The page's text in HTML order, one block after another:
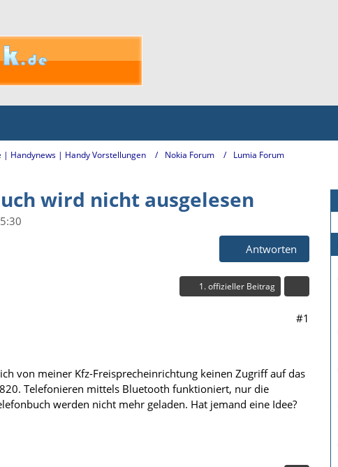
| Handynews | Handy Vorstellungen Nokia Forum Lumia Forum
wird nicht ausgelesen
Antworten
1. offizieller Beitrag
#1
von meiner Kfz-Freisprecheinrichtung keinen Zugriff auf das
Telefonieren mittels Bluetooth funktioniert, nur die
werden nicht mehr geladen. Hat jemand eine Idee?